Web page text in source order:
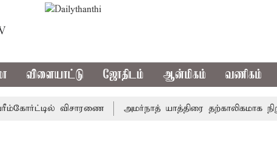
விளையாட்டு ஜோதிடம் ஆன்மிகம் வணிகம்
விசாரணை அமர்நாத் யாத்திரை தற்காலிகமாக நிறுத்தம்